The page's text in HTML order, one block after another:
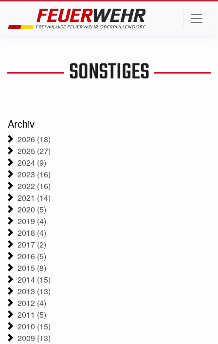
SONSTIGES
Archiv
2026 (18)
2025 (27)
2024 (9)
2023 (16)
2022 (16)
2021 (14)
2020 (5)
2019 (4)
2018 (4)
2017 (2)
2016 (5)
2015 (8)
2014 (15)
2013 (13)
2012 (4)
2011 (5)
2010 (15)
2009 (13)